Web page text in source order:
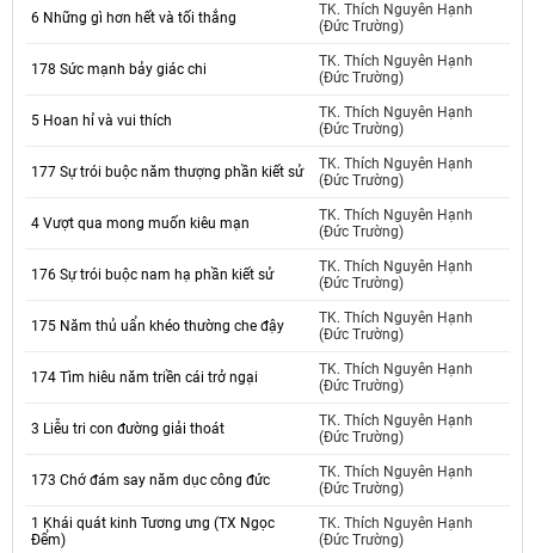
6 Những gì hơn hết và tối thắng
TK. Thích Nguyên Hạnh
(Đức Trường)
178 Sức mạnh bảy giác chi
TK. Thích Nguyên Hạnh
(Đức Trường)
5 Hoan hỉ và vui thích
TK. Thích Nguyên Hạnh
(Đức Trường)
177 Sự trói buộc năm thượng phần kiết sử
TK. Thích Nguyên Hạnh
(Đức Trường)
4 Vượt qua mong muốn kiêu mạn
TK. Thích Nguyên Hạnh
(Đức Trường)
176 Sự trói buộc nam hạ phần kiết sử
TK. Thích Nguyên Hạnh
(Đức Trường)
175 Năm thủ uẩn khéo thường che đậy
TK. Thích Nguyên Hạnh
(Đức Trường)
174 Tìm hiêu năm triền cái trở ngại
TK. Thích Nguyên Hạnh
(Đức Trường)
3 Liễu tri con đường giải thoát
TK. Thích Nguyên Hạnh
(Đức Trường)
173 Chớ đám say năm dục công đức
TK. Thích Nguyên Hạnh
(Đức Trường)
1 Khái quát kinh Tương ưng (TX Ngọc
Đểm)
TK. Thích Nguyên Hạnh
(Đức Trường)